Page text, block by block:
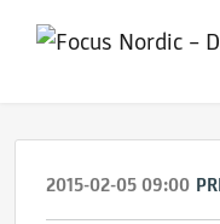
2015-02-05 09:00